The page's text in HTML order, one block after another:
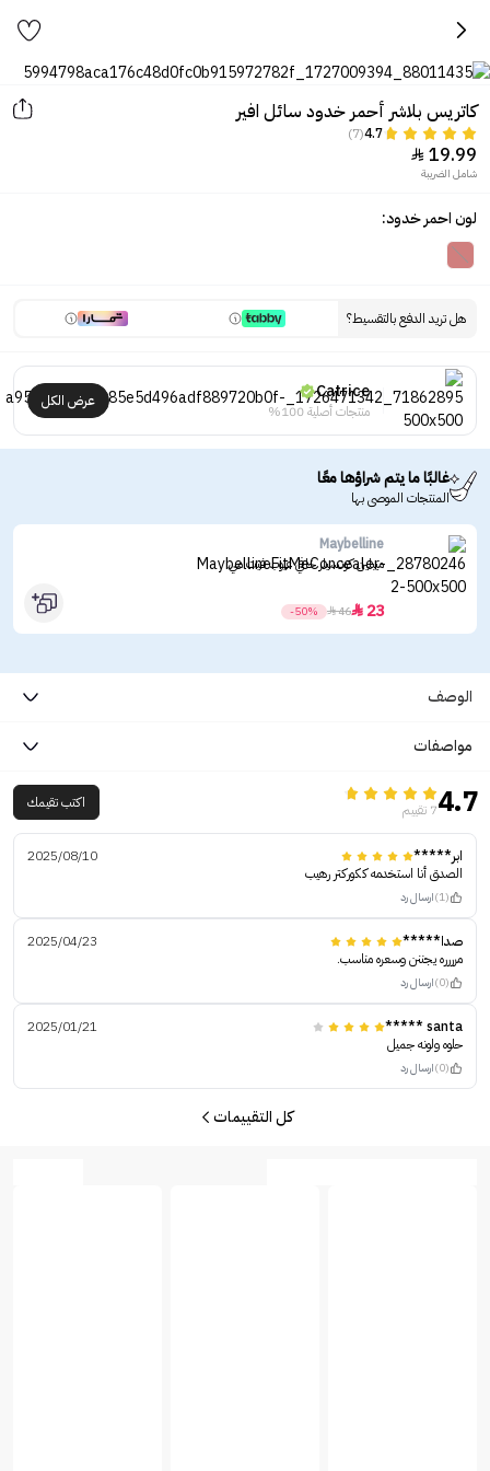
كاتريس بلاشر أحمر خدود سائل افير
4.7
(7)
19.99

شامل الضريبة
لون احمر خدود:
هل تريد الدفع بالتقسيط؟
Catrice
منتجات أصلية 100%
عرض الكل
غالبًا ما يتم شراؤها معًا
المنتجات الموصى بها
Maybelline
ميبلين كونسيلر خافي عيوب فيت مي
23

46

-50%
الوصف
مواصفات
4.77 تقييم اكتب تقيمك
ابر*****
2025/08/10
الصدق أنا استخدمه ككوركتر رهيب
(1) ارسال رد
صدا*****
2025/04/23
مرررره يجننن وسعره مناسب.
(0) ارسال رد
santa *****
2025/01/21
حلوه ولونه جميل
(0) ارسال رد
كل التقييمات